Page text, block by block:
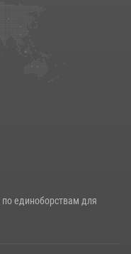
Героя России
полномочного
в Северо-
Кузнецовым
единоборствам для